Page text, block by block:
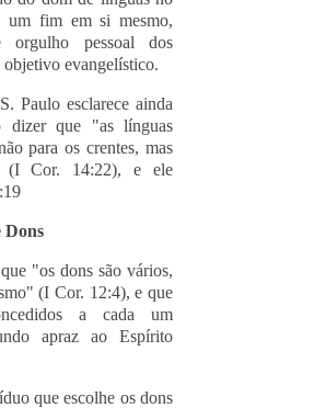
um fim em si mesmo,
orgulho pessoal dos
objetivo evangelístico.
Paulo esclarece ainda
dizer que "as línguas
para os crentes, mas
Cor. 14:22), e ele
Dons
"os dons são vários,
(I Cor. 12:4), e que
a cada um
apraz ao Espírito
que escolhe os dons